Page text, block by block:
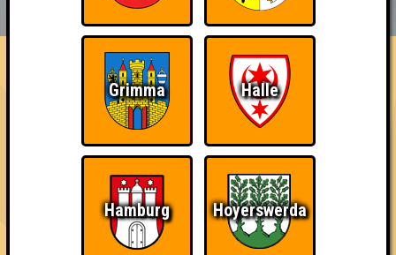
FAQ ÜBER UNS
Teil der Oberschicht
Belege den 3. Platz
~ Noch nicht erreicht ~
Grimma Halle
Hamburg Hoyerswerda